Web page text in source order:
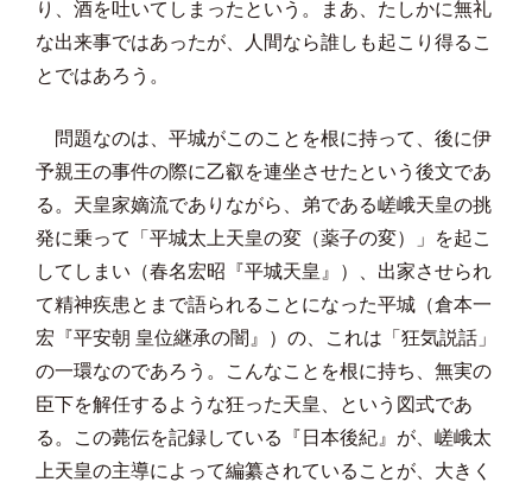
り、酒を吐いてしまったという。まあ、たしかに無礼
な出来事ではあったが、人間なら誰しも起こり得るこ
とではあろう。
問題なのは、平城がこのことを根に持って、後に伊
予親王の事件の際に乙叡を連坐させたという後文であ
る。天皇家嫡流でありながら、弟である嵯峨天皇の挑
発に乗って「平城太上天皇の変（薬子の変）」を起こ
してしまい（春名宏昭『平城天皇』）、出家させられ
て精神疾患とまで語られることになった平城（倉本一
宏『平安朝 皇位継承の闇』）の、これは「狂気説話」
の一環なのであろう。こんなことを根に持ち、無実の
臣下を解任するような狂った天皇、という図式であ
る。この薨伝を記録している『日本後紀』が、嵯峨太
上天皇の主導によって編纂されていることが、大きく